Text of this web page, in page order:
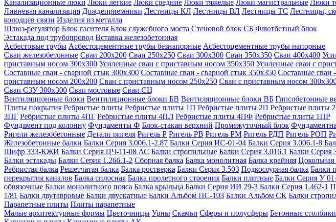
Канализационные люки Люки легкие Люки средние Люки тяжелые Люки магистральные Люки
Ливневая канализация Дождеприемники Лестницы КЛ Лестницы ВЛ Лестницы ТС Лестницы,
колодцев связи Изделия из металла
Шлюз-регулятор Блок гасителя Блок служебного моста Стеновой блок СБ Флютбетный блок
Эстакада под трубопровод Вставка железобетонная
Асбестовые трубы Асбестоцементные трубы безнапорные Асбестоцементные трубы напорные
Сваи железобетонные Сваи 200х200 Сваи 250х250 Сваи 300х300 Сваи 350х350 Сваи 400х400
приставным носом 300х300 Усиленные сваи с приставным носом 350х350 Усиленные сваи с
Составные сваи - сварной стык 300х300 Составные сваи - сварной стык 350х350 Составные сваи
приставным носом 200х200 Сваи с приставным носом 250х250 Сваи с приставным носом
Сваи С3У 300х300 Сваи мостовые Сваи СЦ
Вентиляционные блоки Вентиляционные блоки БВ Вентиляционные блоки ВБ Гипсобетонные
Плиты покрытия Ребристые плиты Ребристые плиты 1П Ребристые плиты 2П Ребристые плиты
3ПГ Ребристые плиты 4ПГ Ребристые плиты 4ПЛ Ребристые плиты 4ПФ Ребристые плиты 1ПР
Фундамент под колонну Фундаменты Ф Блок-стакан верхний Промежуточный блок
Ригели железобетонные Детали ригеля Ригель Р Ригель РВ Ригель РМ Ригель РДП Ригель РОП
Железобетонные балки Балки Серия 3.006.1-2.87 Балки Серия ИС-01-04 Балки Серия 3.006.1-8
Шифр 333-КЖИ Балки Серия ЦЧ-11-08 АС Балки стропильные Балки Серия 3.016.1 Балки Серия
Балки эстакады Балки Серия 1.266.1-2 Сборная балка Балка монолитная Балка крайняя Цокольная
Ребристая балка Решетчатая балка Балка ростверка Балки Серия 3.503 Подкосоурная балка Балки
перекрытия каналов Балка силосная Балка пролетного строения Балки плитные Балки Серия У
обвязочные Балки монолитного пояса Балка крыльца Балки Серия ИИ 29-3 Балки Серия 1.462-1
1/81 Балки двутавровые Балки двускатные Балки Альбом ПС-103 Балки Альбом СК Балки
Парапетные плиты Плиты парапетные
Малые архитектурные формы Цветочницы Урны Скамьи Сферы и полусферы Бетонные столбики